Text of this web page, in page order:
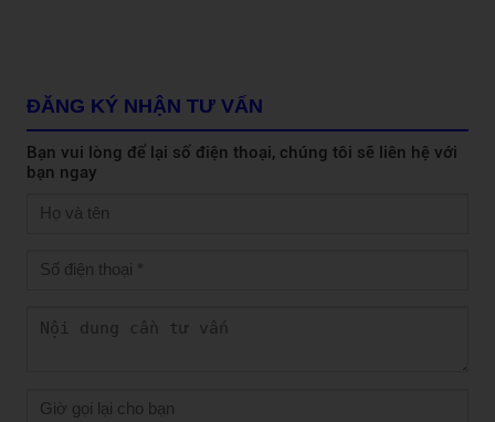
ĐĂNG KÝ NHẬN TƯ VẤN
Bạn vui lòng để lại số điện thoại, chúng tôi sẽ liên hệ với
bạn ngay